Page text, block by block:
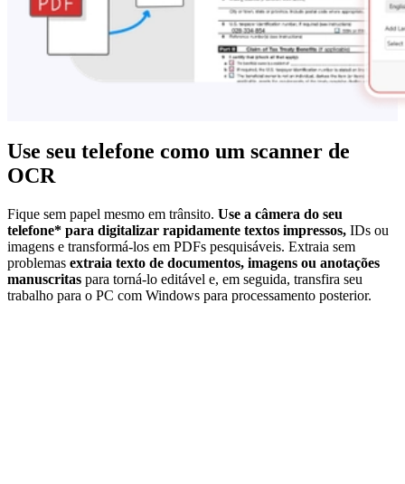
Use seu telefone como um scanner de
OCR
Fique sem papel mesmo em trânsito. Use a câmera do seu
telefone* para digitalizar rapidamente textos impressos, IDs ou
imagens e transformá-los em PDFs pesquisáveis. Extraia sem
problemas extraia texto de documentos, imagens ou anotações
manuscritas para torná-lo editável e, em seguida, transfira seu
trabalho para o PC com Windows para processamento posterior.